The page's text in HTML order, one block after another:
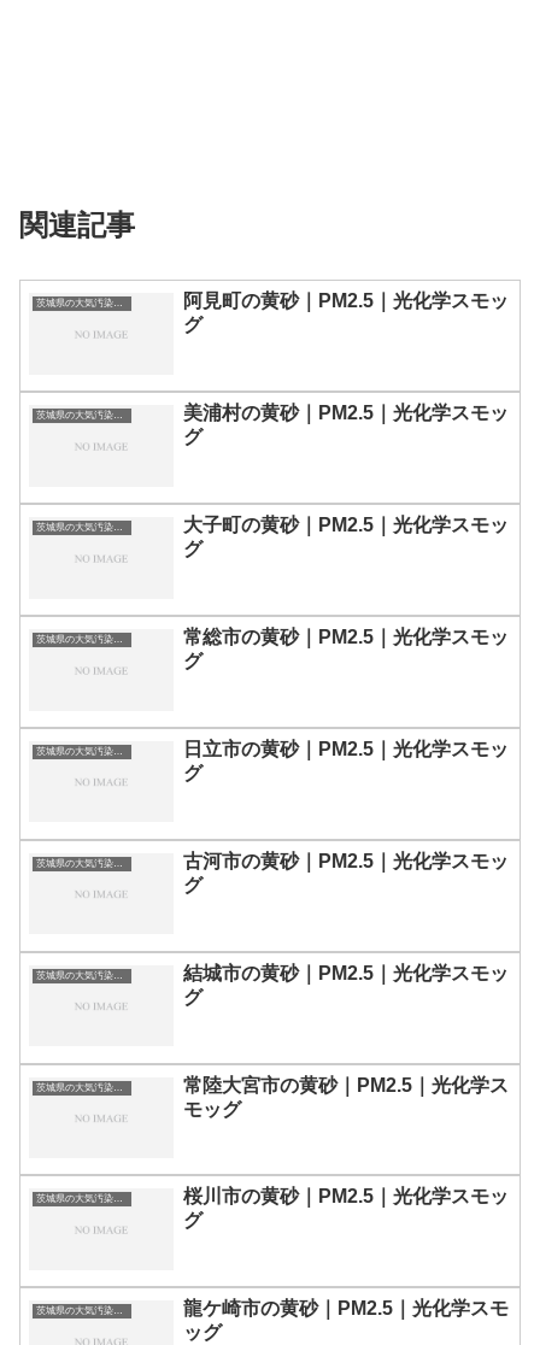
関連記事
茨城県の大気汚染・PM2.5・黄砂・エアロゾルの数値
阿見町の黄砂｜PM2.5｜光化学スモッ
グ
茨城県の大気汚染・PM2.5・黄砂・エアロゾルの数値
美浦村の黄砂｜PM2.5｜光化学スモッ
グ
茨城県の大気汚染・PM2.5・黄砂・エアロゾルの数値
大子町の黄砂｜PM2.5｜光化学スモッ
グ
茨城県の大気汚染・PM2.5・黄砂・エアロゾルの数値
常総市の黄砂｜PM2.5｜光化学スモッ
グ
茨城県の大気汚染・PM2.5・黄砂・エアロゾルの数値
日立市の黄砂｜PM2.5｜光化学スモッ
グ
茨城県の大気汚染・PM2.5・黄砂・エアロゾルの数値
古河市の黄砂｜PM2.5｜光化学スモッ
グ
茨城県の大気汚染・PM2.5・黄砂・エアロゾルの数値
結城市の黄砂｜PM2.5｜光化学スモッ
グ
茨城県の大気汚染・PM2.5・黄砂・エアロゾルの数値
常陸大宮市の黄砂｜PM2.5｜光化学ス
モッグ
茨城県の大気汚染・PM2.5・黄砂・エアロゾルの数値
桜川市の黄砂｜PM2.5｜光化学スモッ
グ
茨城県の大気汚染・PM2.5・黄砂・エアロゾルの数値
龍ケ崎市の黄砂｜PM2.5｜光化学スモ
ッグ